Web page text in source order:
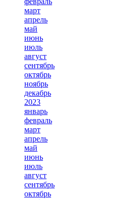
март
апрель
май
июнь
июль
август
сентябрь
октябрь
ноябрь
декабрь
2023
январь
февраль
март
апрель
май
июнь
июль
август
сентябрь
октябрь